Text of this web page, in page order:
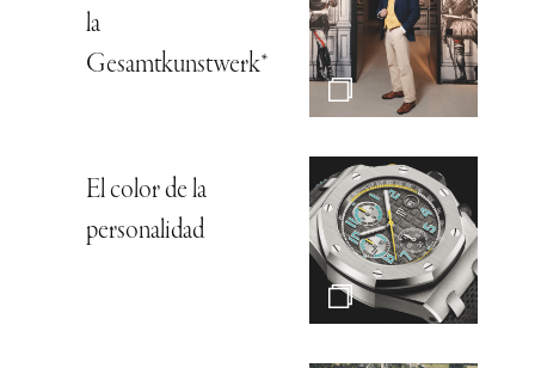
la
Gesamtkunstwerk*
El color de la
personalidad